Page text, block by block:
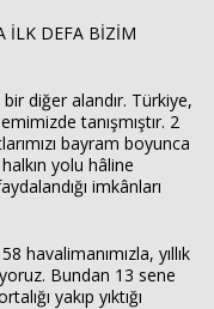
İLK DEFA BİZİM
diğer alandır. Türkiye,
tanışmıştır. 2
bayram boyunca
yolu hâline
imkânları
havalimanımızla, yıllık
Bundan 13 sene
yakıp yıktığı